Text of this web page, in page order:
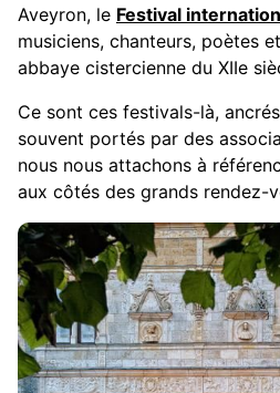
Aveyron, le Festival
musiciens, chanteurs, poètes
abbaye cistercienne du XIIe
Ce sont ces festivals-là,
souvent portés par des
nous nous attachons à
aux côtés des grands rendez-